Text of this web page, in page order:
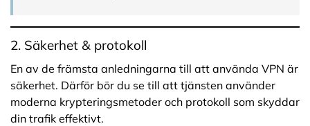
2. Säkerhet & protokoll
En av de främsta anledningarna till att använda VPN är
säkerhet. Därför bör du se till att tjänsten använder
moderna krypteringsmetoder och protokoll som skyddar
din trafik effektivt.